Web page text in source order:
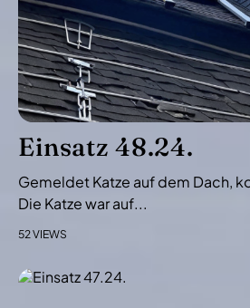
v
i
g
a
t
i
n
Einsatz 48.24.
Gemeldet Katze auf dem Dach,
Die Katze war auf...
52 VIEWS